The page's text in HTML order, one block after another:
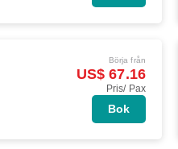
Börja från
US$ 67.16
Pris/ Pax
Bok